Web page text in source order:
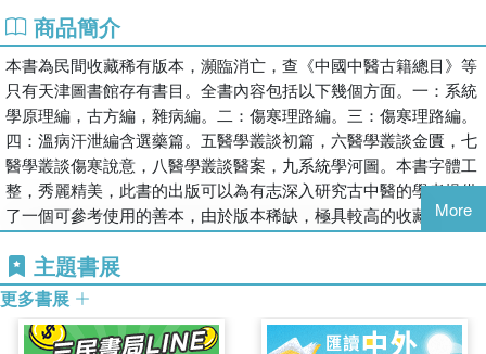
商品簡介
本書為民間收藏稀有版本，瀕臨消亡，查《中國中醫古籍總目》等
只有天津圖書館存有書目。全書內容包括以下幾個方面。一：系統
學原理編，古方編，雜病編。二：傷寒理路編。三：傷寒理路編。
四：溫病汗泄編含選藥篇。五醫學叢談初篇，六醫學叢談金匱，七
醫學叢談傷寒說意，八醫學叢談醫案，九系統學河圖。本書字體工
整，秀麗精美，此書的出版可以為有志深入研究古中醫的學者提供
了一個可參考使用的善本，由於版本稀缺，極具較高的收藏價值。
More
主題書展
更多書展